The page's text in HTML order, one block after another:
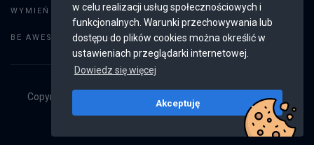
w celu realizacji usług społecznościowych i
funkcjonalnych. Warunki przechowywania lub
dostępu do plików cookies można określić w
ustawieniach przeglądarki internetowej.
Dowiedz się więcej
Akceptuję
WYMIEŃ GRY: Dodaj ogłoszenie
BE AWESOME: Weryfikacja konta
Copyright © 2019 - 2026
Wszystkie prawa
v2.8.2